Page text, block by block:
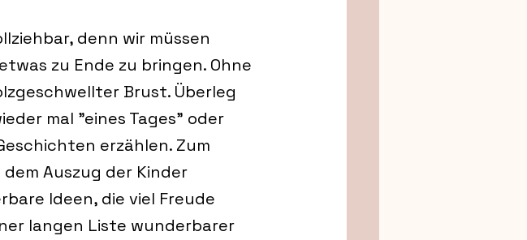
denn wir müssen
zu Ende zu bringen. Ohne
Brust. Überleg
mal "eines Tages" oder
erzählen. Zum
Auszug der Kinder
Ideen, die viel Freude
langen Liste wunderbarer